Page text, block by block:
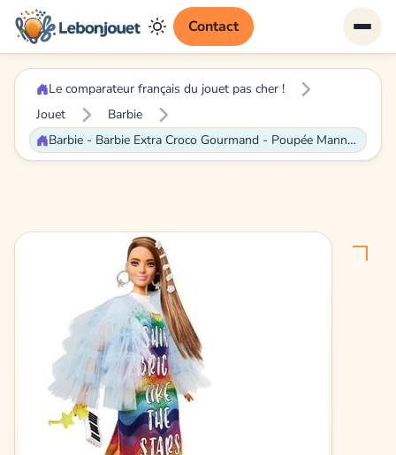
Contact
Le comparateur français du jouet pas cher !
Jouet
Barbie
Barbie - Barbie Extra Croco Gourmand - Poupée Mannequin - Dès 3 ans